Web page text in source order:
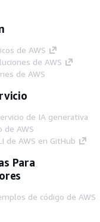
de AWS
de AWS
de AWS
de IA generativa
de AWS
de AWS en GitHub
Para
de código de AWS